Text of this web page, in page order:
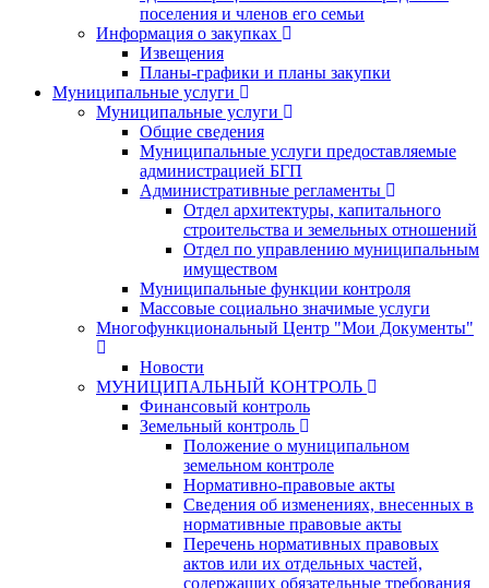
поселения и членов его семьи
Информация о закупках
Извещения
Планы-графики и планы закупки
Муниципальные услуги
Муниципальные услуги
Общие сведения
Муниципальные услуги предоставляемые
администрацией БГП
Административные регламенты
Отдел архитектуры, капитального
строительства и земельных отношений
Отдел по управлению муниципальным
имуществом
Муниципальные функции контроля
Массовые социально значимые услуги
Многофункциональный Центр "Мои Документы"
Новости
МУНИЦИПАЛЬНЫЙ КОНТРОЛЬ
Финансовый контроль
Земельный контроль
Положение о муниципальном
земельном контроле
Нормативно-правовые акты
Сведения об изменениях, внесенных в
нормативные правовые акты
Перечень нормативных правовых
актов или их отдельных частей,
содержащих обязательные требования